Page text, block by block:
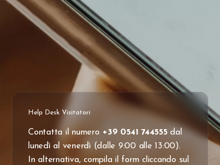
Help Desk Visitatori
Contatta il numero +39 0541 744555dal
lunedì al venerdì (dalle 9:00 alle 13:00).
In alternativa, compila il form cliccando sul